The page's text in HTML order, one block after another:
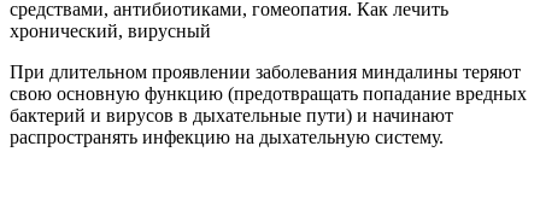
При длительном проявлении заболевания миндалины теряют
свою основную функцию (предотвращать попадание вредных
бактерий и вирусов в дыхательные пути) и начинают
распространять инфекцию на дыхательную систему.